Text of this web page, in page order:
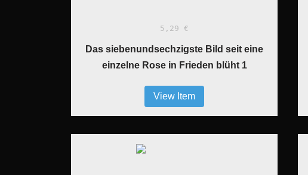
5,29 €
Das siebenundsechzigste Bild seit eine
einzelne Rose in Frieden blüht 1
View Item